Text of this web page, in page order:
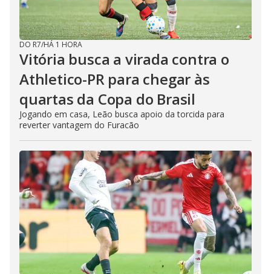
DO R7/HÁ 1 HORA
Vitória busca a virada contra o
Athletico-PR para chegar às
quartas da Copa do Brasil
Jogando em casa, Leão busca apoio da torcida para
reverter vantagem do Furacão